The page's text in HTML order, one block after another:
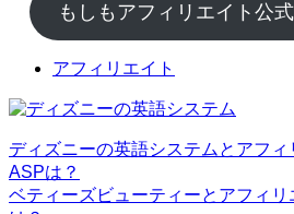
もしもアフィリエイト公
アフィリエイト
ディズニーの英語システムとアフ
ASPは？
ベティーズビューティーとアフィ